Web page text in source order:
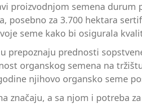
proizvodnjom semena
posebno za 3.700 hektara
seme kako bi osigurala
prepoznaju prednosti
organskog semena na
njihovo organsko seme
značaju, a sa njom i potreba